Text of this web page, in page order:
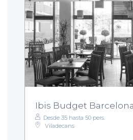
Ibis Budget
Desde 35 hasta 50 pers.
Viladecans